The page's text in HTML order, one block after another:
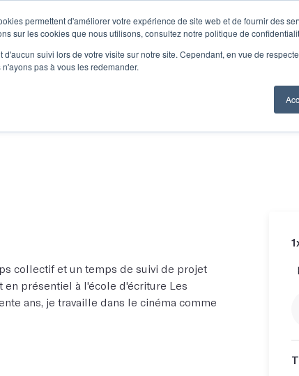
permettent d'améliorer votre expérience de site web et de fournir des
sur les cookies que nous utilisons, consultez notre politique de
suivi lors de votre visite sur notre site. Cependant, en vue de
pas à vous les redemander.
L'infolettre Se
collectif et un temps de suivi de projet
en présentiel à l'école d'écriture Les
ans, je travaille dans le cinéma comme